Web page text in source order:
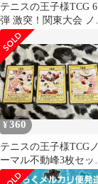
テニスの王子様TCG 6
弾 激突！関東大会 ノ
マル 36種
¥360
テニスの王子様TCGノ
ーマル不動峰3枚セッ
20073•20074•20075